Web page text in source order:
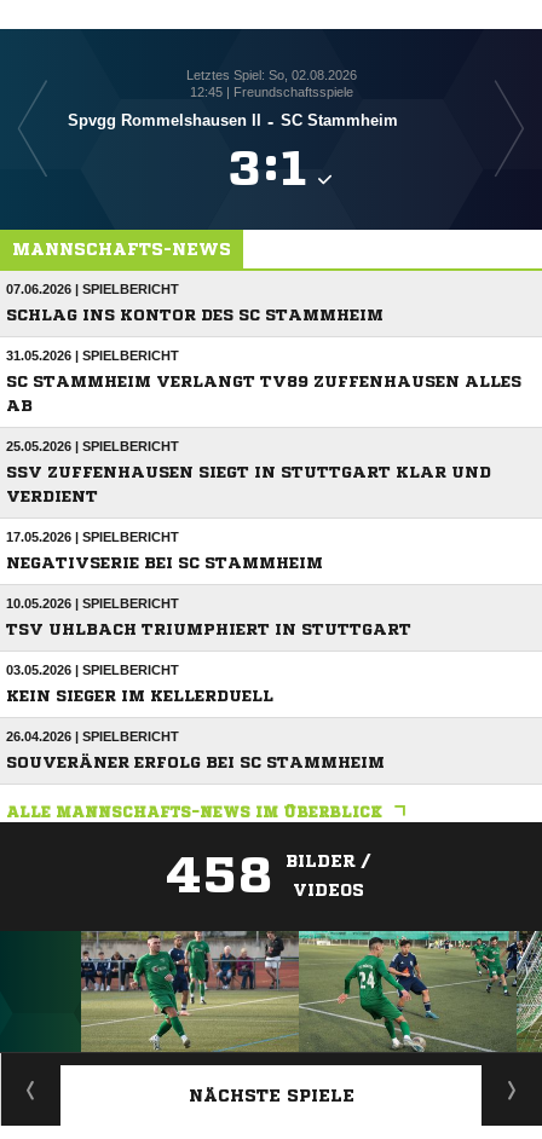
Letztes Spiel: So, 02.08.2026
12:45 | Freundschaftsspiele
Spvgg Rommelshausen II - SC Stammheim
:
MANNSCHAFTS-NEWS
07.06.2026 | SPIELBERICHT
SCHLAG INS KONTOR DES SC STAMMHEIM
31.05.2026 | SPIELBERICHT
SC STAMMHEIM VERLANGT TV89 ZUFFENHAUSEN ALLES
AB
25.05.2026 | SPIELBERICHT
SSV ZUFFENHAUSEN SIEGT IN STUTTGART KLAR UND
VERDIENT
17.05.2026 | SPIELBERICHT
NEGATIVSERIE BEI SC STAMMHEIM
10.05.2026 | SPIELBERICHT
TSV UHLBACH TRIUMPHIERT IN STUTTGART
03.05.2026 | SPIELBERICHT
KEIN SIEGER IM KELLERDUELL
26.04.2026 | SPIELBERICHT
SOUVERÄNER ERFOLG BEI SC STAMMHEIM
ALLE MANNSCHAFTS-NEWS IM ÜBERBLICK
458
BILDER /
VIDEOS
ANZEIGE
NÄCHSTE SPIELE